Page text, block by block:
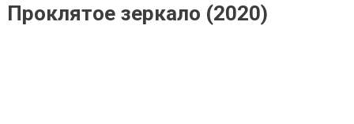
Проклятое зеркало (2020)